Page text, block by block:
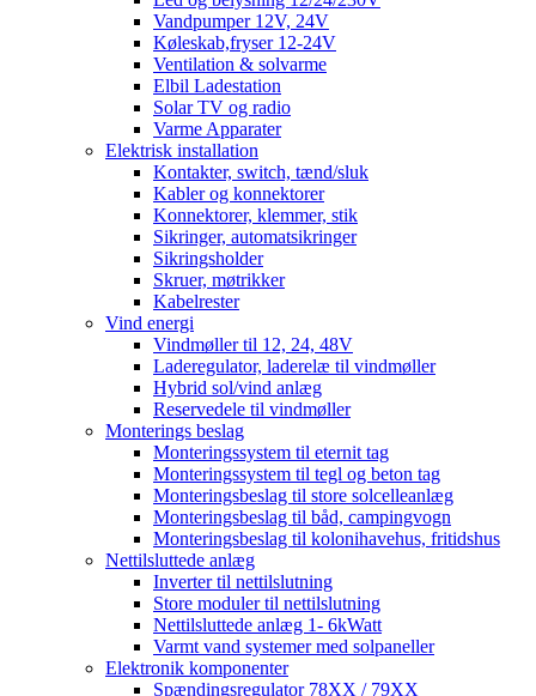
Vandpumper 12V, 24V
Køleskab,fryser 12-24V
Ventilation & solvarme
Elbil Ladestation
Solar TV og radio
Varme Apparater
Elektrisk installation
Kontakter, switch, tænd/sluk
Kabler og konnektorer
Konnektorer, klemmer, stik
Sikringer, automatsikringer
Sikringsholder
Skruer, møtrikker
Kabelrester
Vind energi
Vindmøller til 12, 24, 48V
Laderegulator, laderelæ til vindmøller
Hybrid sol/vind anlæg
Reservedele til vindmøller
Monterings beslag
Monteringssystem til eternit tag
Monteringssystem til tegl og beton tag
Monteringsbeslag til store solcelleanlæg
Monteringsbeslag til båd, campingvogn
Monteringsbeslag til kolonihavehus, fritidshus
Nettilsluttede anlæg
Inverter til nettilslutning
Store moduler til nettilslutning
Nettilsluttede anlæg 1- 6kWatt
Varmt vand systemer med solpaneller
Elektronik komponenter
Spændingsregulator 78XX / 79XX